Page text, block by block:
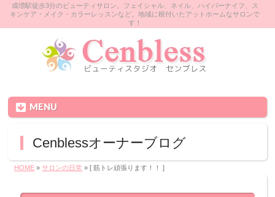
成増駅徒歩3分のビューティサロン。フェイシャル、ネイル、ハイパーナイフ、ス
キンケア・メイク・カラーレッスンなど。地域に根付いたアットホームなサロンで
す！
MENU
Cenblessオーナーブログ
HOME » サロンの日常 » [ 筋トレ頑張ります！！ ]